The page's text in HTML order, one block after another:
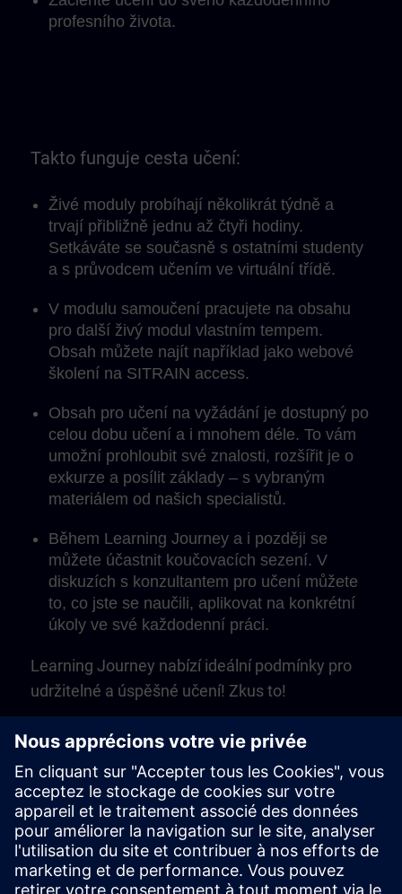
profesního života.
Takto funguje cesta učení:
Živé moduly probíhají několikrát týdně a
trvají přibližně jednu až čtyři hodiny.
Setkáváte se současně s ostatními studenty
a s průvodcem učením ve virtuální třídě.
V modulu samoučení pracujete na obsahu
pro další živý modul vlastním tempem.
Obsah můžete najít například jako webové
školení na SITRAIN access.
Obsah pro učení na vyžádání je dostupný po
celou dobu učení a i mnohem déle. To vám
umožní prohloubit své znalosti, rozšířit je o
exkurze a posílit základy – s vybraným
materiálem od našich specialistů.
Během Learning Journey a i později se
můžete účastnit koučovacích sezení. V
diskuzích s konzultantem pro učení můžete
to, co jste se naučili, aplikovat na konkrétní
úkoly ve své každodenní práci.
Learning Journey nabízí ideální podmínky pro
udržitelné a úspěšné učení! Zkus to!
Play